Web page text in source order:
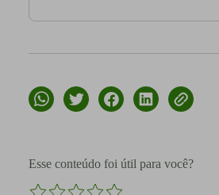
Esse conteúdo foi útil para você?